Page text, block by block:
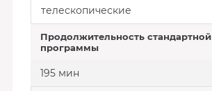
телескопические
Продолжительность стандартной
программы
195 мин